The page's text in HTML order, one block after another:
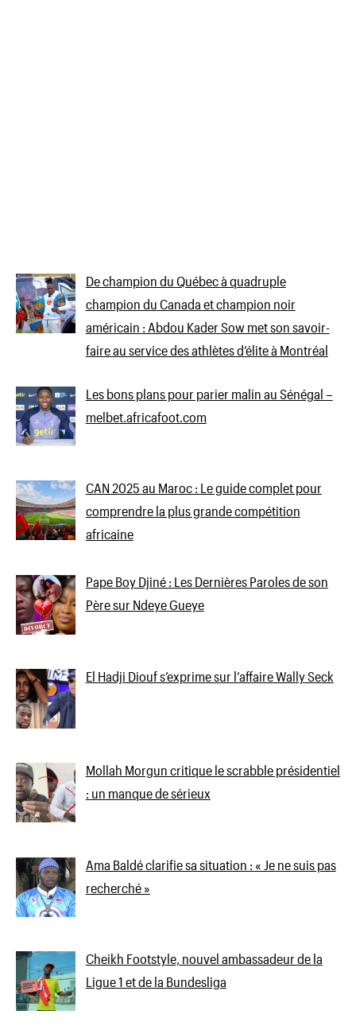
De champion du Québec à quadruple
champion du Canada et champion noir
américain : Abdou Kader Sow met son savoir-
faire au service des athlètes d’élite à Montréal
Les bons plans pour parier malin au Sénégal –
melbet.africafoot.com
CAN 2025 au Maroc : Le guide complet pour
comprendre la plus grande compétition
africaine
Pape Boy Djiné : Les Dernières Paroles de son
Père sur Ndeye Gueye
El Hadji Diouf s’exprime sur l’affaire Wally Seck
Mollah Morgun critique le scrabble présidentiel
: un manque de sérieux
Ama Baldé clarifie sa situation : « Je ne suis pas
recherché »
Cheikh Footstyle, nouvel ambassadeur de la
Ligue 1 et de la Bundesliga